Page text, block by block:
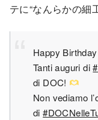
テに“なんらかの細
Happy
Tanti auguri di
di DOC!
Non vediamo
di